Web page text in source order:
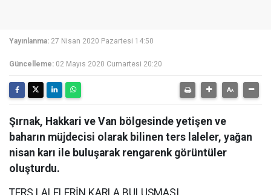
Yayınlanma: 27 Nisan 2020 Pazartesi 14:50
Güncelleme: 02 Mayıs 2020 Cumartesi 20:20
Şırnak, Hakkari ve Van bölgesinde yetişen ve
baharın müjdecisi olarak bilinen ters laleler, yağan
nisan karı ile buluşarak rengarenk görüntüler
oluşturdu.
TERS LALELERİN KARLA BULUŞMASI